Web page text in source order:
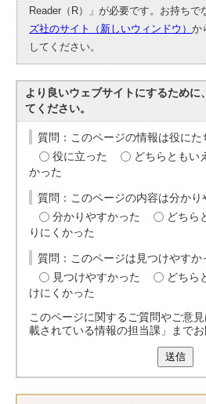
Reader（R）」が必要です。お持ちで
ズ社のサイト（新しいウィンドウ）か
してください。
より良いウェブサイトにするために
てください。
質問：このページの情報は役にた
役に立った
どちらともい
かった
質問：このページの内容は分かり
分かりやすかった
どちら
りにくかった
質問：このページは見つけやすか
見つけやすかった
どちら
けにくかった
このページに関するご質問やご意
載されている情報の担当課」まで
送信